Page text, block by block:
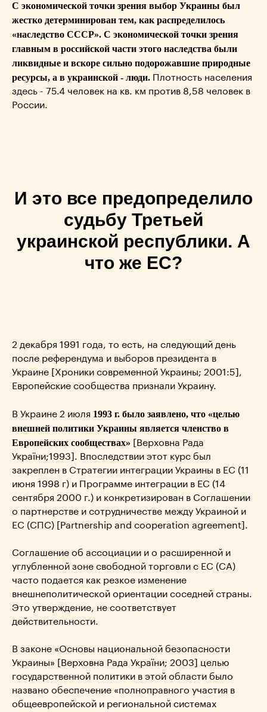
С экономической точки зрения выбор Украины был
жестко детерминирован тем, как распределилось
«наследство СССР». С экономической точки зрения
главным в российской части этого наследства были
ликвидные и вскоре сильно подорожавшие природные
ресурсы, а в украинской - люди. Плотность населения
здесь - 75.4 человек на кв. км против 8,58 человек в
России.
И это все предопределило
судьбу Третьей
украинской республики. А
что же ЕС?
2 декабря 1991 года, то есть, на следующий день
после референдума и выборов президента в
Украине [Хроники современной Украины; 2001:5],
Европейские сообщества признали Украину.
В Украине 2 июля 1993 г. было заявлено, что «целью
внешней политики Украины является членство в
Европейских сообществах» [Верховна Рада
України;1993]. Впоследствии этот курс был
закреплен в Стратегии интеграции Украины в ЕС (11
июня 1998 г) и Программе интеграции в ЕС (14
сентября 2000 г.) и конкретизирован в Соглашении
о партнерстве и сотрудничестве между Украиной и
ЕС (СПС) [Partnership and cooperation agreement].
Соглашение об ассоциации и о расширенной и
углубленной зоне свободной торговли с ЕС (СА)
часто подается как резкое изменение
внешнеполитической ориентации соседней страны.
Это утверждение, не соответствует
действительности.
В законе «Основы национальной безопасности
Украины» [Верховна Рада України; 2003] целью
государственной политики в этой области было
названо обеспечение «полноправного участия в
общеевропейской и региональной системах